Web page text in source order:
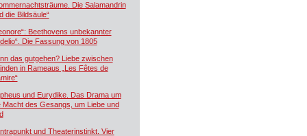
Die Salamandrin
die Bildsäule“
Beethovens unbekannter
Die Fassung von 1805
das gutgehen? Liebe zwischen
in Rameaus „Les Fêtes de
und Eurydike. Das Drama um
Macht des Gesangs, um Liebe und
und Theaterinstinkt. Vier